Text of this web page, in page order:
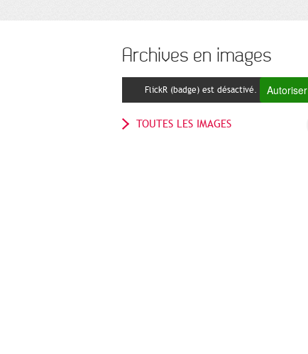
Archives en images
FlickR (badge) est désactivé. Autoriser
TOUTES LES IMAGES